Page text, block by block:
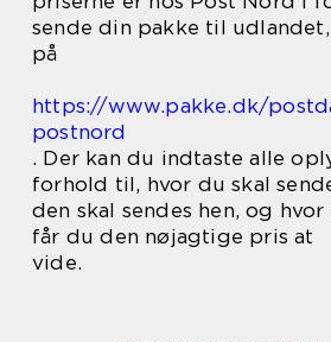
sende din pakke til
på
https://www.pakke.dk/
postnord
. Der kan du indtaste alle
forhold til, hvor du skal
den skal sendes hen, og hvor
får du den nøjagtige pris at
vide.